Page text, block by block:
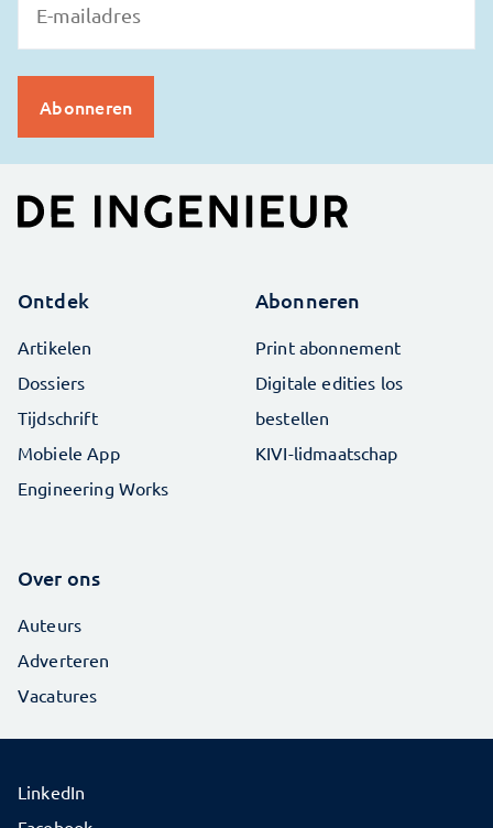
Ontdek
Artikelen
Dossiers
Tijdschrift
Mobiele App
Engineering Works
Abonneren
Print abonnement
Digitale edities los
bestellen
KIVI-lidmaatschap
Over ons
Auteurs
Adverteren
Vacatures
LinkedIn